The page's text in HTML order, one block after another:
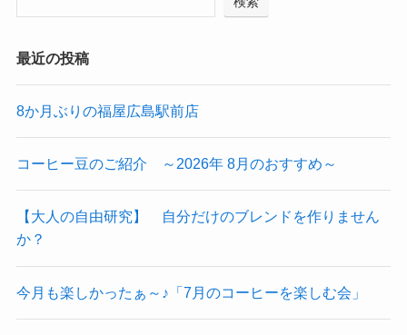
最近の投稿
8か月ぶりの福屋広島駅前店
コーヒー豆のご紹介 ～2026年 8月のおすすめ～
【大人の自由研究】 自分だけのブレンドを作りません
か？
今月も楽しかったぁ～♪「7月のコーヒーを楽しむ会」